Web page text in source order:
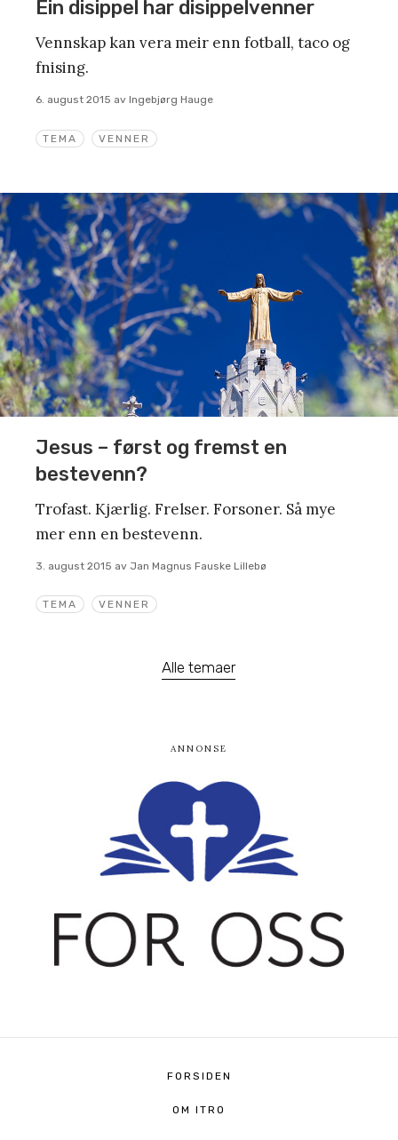
TEMA VENNER
Ein disippel har disippelvenner
Vennskap kan vera meir enn fotball, taco og
fnising.
6. august 2015 av Ingebjørg Hauge
TEMA VENNER
Jesus – først og fremst en
bestevenn?
Trofast. Kjærlig. Frelser. Forsoner. Så mye
mer enn en bestevenn.
3. august 2015 av Jan Magnus Fauske Lillebø
Alle temaer
FORSIDEN
OM ITRO